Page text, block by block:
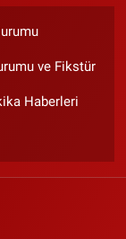
ve Fikstür
Haberleri